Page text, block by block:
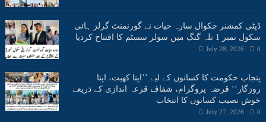
ڈپٹی کمشنر چکوال سارہ حیات نے گورنمنٹ گرلز ہائی
سکول نمبر 1 تلہ گنگ میں سولر سسٹم کا افتتاح کردیا
July 28, 2026 0
پنجاب حکومت کا کسانوں کے لیے ’’اپنا کھیت، اپنا
روزگار‘‘ قرضہ پروگرام، شفاف قرعہ اندازی کے ذریعے
خوش نصیب کسانوں کا انتخاب
July 27, 2026 0